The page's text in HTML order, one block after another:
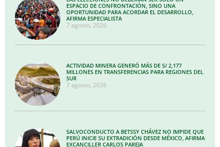
ESPACIO DE CONFRONTACIÓN, SINO UNA
OPORTUNIDAD PARA ACORDAR EL DESARROLLO,
AFIRMA ESPECIALISTA
7 agosto, 2026
ACTIVIDAD MINERA GENERÓ MÁS DE S/ 2,177
MILLONES EN TRANSFERENCIAS PARA REGIONES DEL
SUR
7 agosto, 2026
SALVOCONDUCTO A BETSSY CHÁVEZ NO IMPIDE QUE
PERÚ INICIE SU EXTRADICIÓN DESDE MÉXICO, AFIRMA
EXCANCILLER CARLOS PAREJA